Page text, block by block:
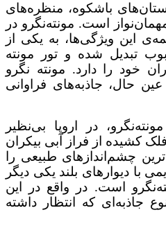
باشکوه، منظره‌های
است. مونته‌نگرو در
این ویژگی‌ها، به یکی از
تبدیل شده و تور مونته
خود را دارد. مونته نگرو
حال، جاذبه‌های فراوانی
در اروپا بی‌نظیر
کشیده از فراز آبی بیکران
چشم‌اندازهای طبیعی را
با دیوارهای بلند یکی دیگر
است. در واقع در این
جاذبه‌ای که انتظار داشته